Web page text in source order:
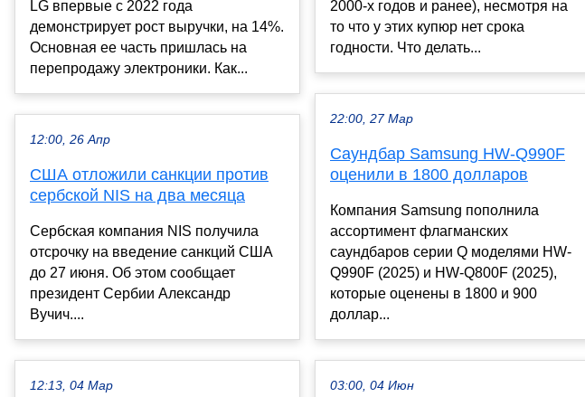
LG впервые с 2022 года
демонстрирует рост выручки, на 14%.
Основная ее часть пришлась на
перепродажу электроники. Как...
12:00, 26 Апр
США отложили санкции против
сербской NIS на два месяца
Сербская компания NIS получила
отсрочку на введение санкций США
до 27 июня. Об этом сообщает
президент Сербии Александр
Вучич....
12:13, 04 Мар
2000-х годов и ранее), несмотря на
то что у этих купюр нет срока
годности. Что делать...
22:00, 27 Мар
Саундбар Samsung HW-Q990F
оценили в 1800 долларов
Компания Samsung пополнила
ассортимент флагманских
саундбаров серии Q моделями HW-
Q990F (2025) и HW-Q800F (2025),
которые оценены в 1800 и 900
доллар...
03:00, 04 Июн